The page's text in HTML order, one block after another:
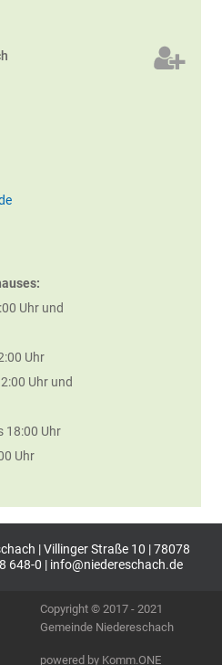
Uhr und
Uhr
Uhr und
18:00 Uhr
Uhr
| Villinger Straße 10 | 78078
648-0 | info@niedereschach.de
Copyright © 2017 - 2021
Gemeinde Niedereschach
powered by Komm.ONE